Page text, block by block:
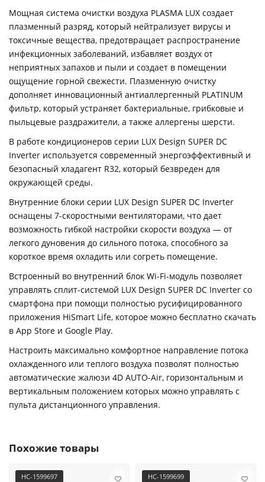
Мощная система очистки воздуха PLASMA LUX создает
плазменный разряд, который нейтрализует вирусы и
токсичные вещества, предотвращает распространение
инфекционных заболеваний, избавляет воздух от
неприятных запахов и пыли и создает в помещении
ощущение горной свежести. Плазменную очистку
дополняет инновационный антиаллергенный PLATINUM
фильтр, который устраняет бактериальные, грибковые и
пыльцевые раздражители, а также аллергены шерсти.
В работе кондиционеров серии LUX Design SUPER DC
Inverter используется современный энергоэффективный и
безопасный хладагент R32, который безвреден для
окружающей среды.
Внутренние блоки серии LUX Design SUPER DC Inverter
оснащены 7-скоростными вентиляторами, что дает
возможность гибкой настройки скорости воздуха — от
легкого дуновения до сильного потока, способного за
короткое время охладить или согреть помещение.
Встроенный во внутренний блок Wi-Fi-модуль позволяет
управлять сплит-системой LUX Design SUPER DC Inverter со
смартфона при помощи полностью русифицированного
приложения HiSmart Life, которое можно бесплатно скачать
в App Store и Google Play.
Настроить максимально комфортное направление потока
охлажденного или теплого воздуха позволят полностью
автоматические жалюзи 4D AUTO-Air, горизонтальным и
вертикальным положением которых можно управлять с
пульта дистанционного управления.
Похожие товары
НС-1599697 НС-1599699